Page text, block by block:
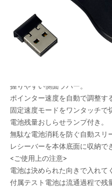
生産終了品
シンプルな3ボタンマウス 。３
握りやすい側面ラバー。
ポインター速度を自動で調整す
固定速度モードをワンタッチで
電池残量おしらせランプ付き。
無駄な電池消耗を防ぐ自動スリ
レシーバーを本体底面に収納で
<ご使用上の注意>
電池は決められた向きで入れて
付属テスト電池は流通過程で残